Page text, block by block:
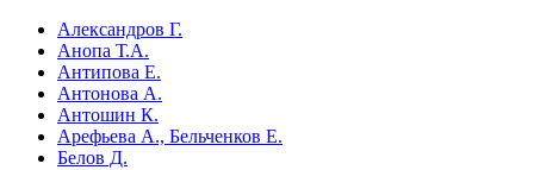
Александров Г.
Анопа Т.А.
Антипова Е.
Антонова А.
Антошин К.
Арефьева А., Бельченков Е.
Белов Д.